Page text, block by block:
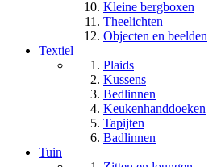
Kleine bergboxen
Theelichten
Objecten en beelden
Textiel
Plaids
Kussens
Bedlinnen
Keukenhanddoeken
Tapijten
Badlinnen
Tuin